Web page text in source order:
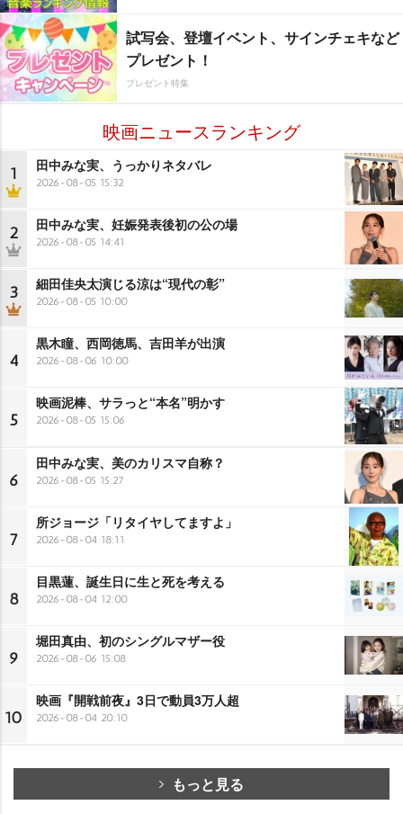
試写会、登壇イベント、サインチェキなど
プレゼント！
プレゼント特集
映画ニュースランキング
1 田中みな実、うっかりネタバレ
2026-08-05 15:32
2 田中みな実、妊娠発表後初の公の場
2026-08-05 14:41
3 細田佳央太演じる涼は“現代の彰”
2026-08-05 10:00
4
黒木瞳、西岡徳馬、吉田羊が出演
2026-08-06 10:00
5
映画泥棒、サラっと“本名”明かす
2026-08-05 15:06
6
田中みな実、美のカリスマ自称？
2026-08-05 15:27
7
所ジョージ「リタイヤしてますよ」
2026-08-04 18:11
8
目黒蓮、誕生日に生と死を考える
2026-08-04 12:00
9
堀田真由、初のシングルマザー役
2026-08-06 15:08
10
映画『開戦前夜』3日で動員3万人超
2026-08-04 20:10
もっと見る